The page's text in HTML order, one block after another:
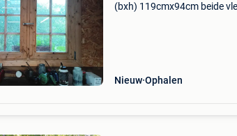
(bxh) 119cmx94cm beide
Nieuw Ophalen